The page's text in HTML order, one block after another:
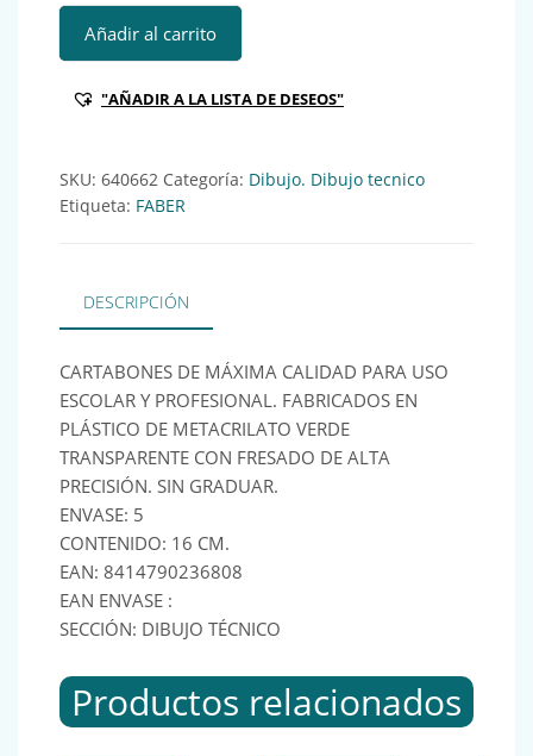
FAB CARTABON s/TECNICA 16CM Ref:640662 cantidad
Añadir al carrito
"AÑADIR A LA LISTA DE DESEOS"
SKU: 640662 Categoría: Dibujo. Dibujo tecnico
Etiqueta: FABER
DESCRIPCIÓN
CARTABONES DE MÁXIMA CALIDAD PARA USO
ESCOLAR Y PROFESIONAL. FABRICADOS EN
PLÁSTICO DE METACRILATO VERDE
TRANSPARENTE CON FRESADO DE ALTA
PRECISIÓN. SIN GRADUAR.
ENVASE: 5
CONTENIDO: 16 CM.
EAN: 8414790236808
EAN ENVASE :
SECCIÓN: DIBUJO TÉCNICO
Productos relacionados